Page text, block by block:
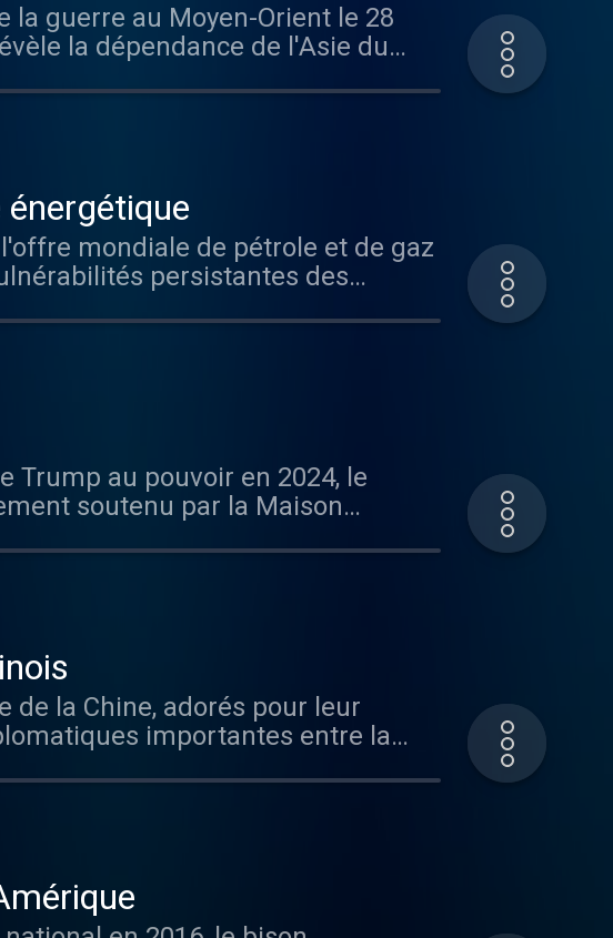
la dépendance de l'Asie du
gouvernements prennent des
Vous aimez ce
énergétique
persistantes des
extérieurs pour leur
soutenu par la Maison
domination, le pétrole étatsunien
Vous aimez ce
importantes entre la